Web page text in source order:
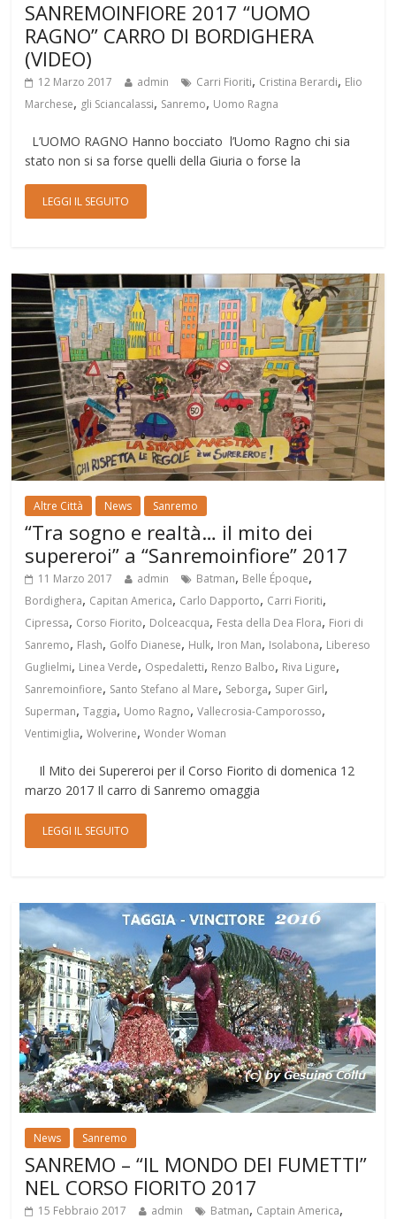
SANREMOINFIORE 2017 “UOMO
RAGNO” CARRO DI BORDIGHERA
(VIDEO)
12 Marzo 2017 admin Carri Fioriti, Cristina Berardi, Elio
Marchese, gli Sciancalassi, Sanremo, Uomo Ragna
L’UOMO RAGNO Hanno bocciato l’Uomo Ragno chi sia
stato non si sa forse quelli della Giuria o forse la
LEGGI IL SEGUITO
Altre Città News Sanremo
“Tra sogno e realtà… il mito dei
supereroi” a “Sanremoinfiore” 2017
11 Marzo 2017 admin Batman, Belle Époque,
Bordighera, Capitan America, Carlo Dapporto, Carri Fioriti,
Cipressa, Corso Fiorito, Dolceacqua, Festa della Dea Flora, Fiori di
Sanremo, Flash, Golfo Dianese, Hulk, Iron Man, Isolabona, Libereso
Guglielmi, Linea Verde, Ospedaletti, Renzo Balbo, Riva Ligure,
Sanremoinfiore, Santo Stefano al Mare, Seborga, Super Girl,
Superman,Taggia, Uomo Ragno,Vallecrosia-Camporosso,
Ventimiglia,Wolverine,Wonder Woman
Il Mito dei Supereroi per il Corso Fiorito di domenica 12
marzo 2017 Il carro di Sanremo omaggia
LEGGI IL SEGUITO
News Sanremo
SANREMO – “IL MONDO DEI FUMETTI”
NEL CORSO FIORITO 2017
15 Febbraio 2017 admin Batman, Captain America,